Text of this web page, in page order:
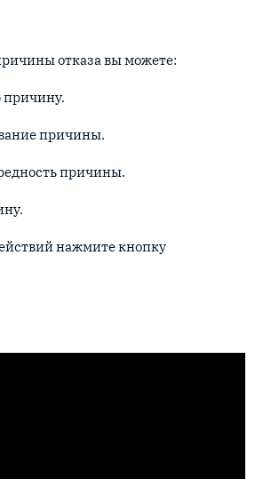
отказа вы можете:
причину.
причины.
причины.
нажмите кнопку